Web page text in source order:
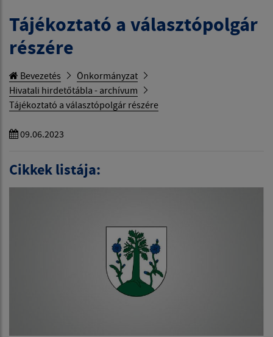
Tájékoztató a választópolgár
részére
Bevezetés
Önkormányzat
Hivatali hirdetőtábla - archívum
Tájékoztató a választópolgár részére
09.06.2023
Cikkek listája: